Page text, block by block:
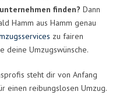
finden? Dann
Hamm aus Hamm genau
zu fairen
deine Umzugswünsche.
steht dir von Anfang
einen reibungslosen Umzug.